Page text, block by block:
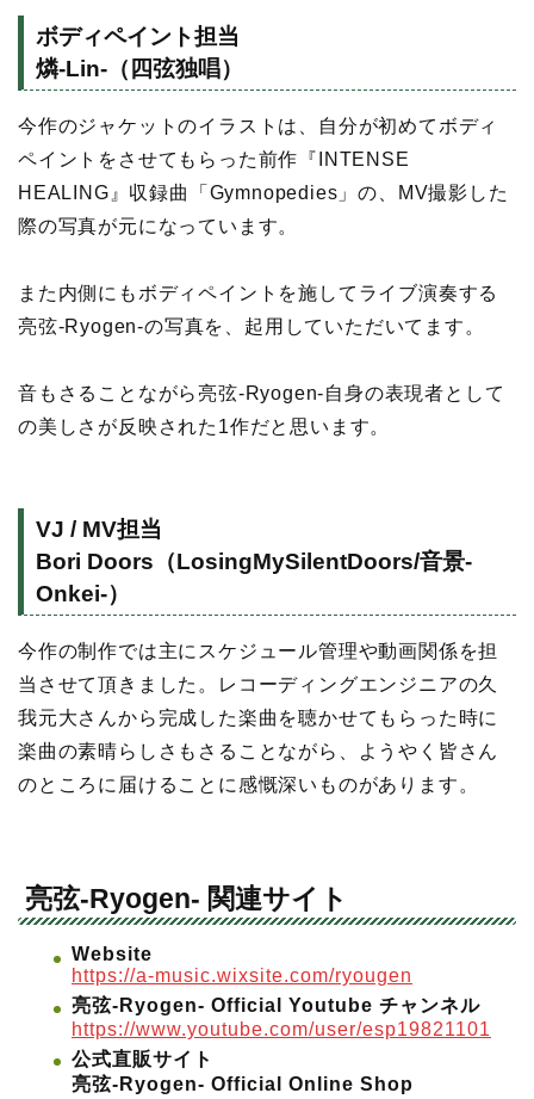
ボディペイント担当
燐-Lin-（四弦独唱）
今作のジャケットのイラストは、自分が初めてボディ
ペイントをさせてもらった前作『INTENSE
HEALING』収録曲「Gymnopedies」の、MV撮影した
際の写真が元になっています。
また内側にもボディペイントを施してライブ演奏する
亮弦-Ryogen-の写真を、起用していただいてます。
音もさることながら亮弦-Ryogen-自身の表現者として
の美しさが反映された1作だと思います。
VJ / MV担当
Bori Doors（LosingMySilentDoors/音景-
Onkei-）
今作の制作では主にスケジュール管理や動画関係を担
当させて頂きました。レコーディングエンジニアの久
我元大さんから完成した楽曲を聴かせてもらった時に
楽曲の素晴らしさもさることながら、ようやく皆さん
のところに届けることに感慨深いものがあります。
亮弦-Ryogen- 関連サイト
Website
https://a-music.wixsite.com/ryougen
亮弦-Ryogen- Official Youtube チャンネル
https://www.youtube.com/user/esp19821101
公式直販サイト
亮弦-Ryogen- Official Online Shop